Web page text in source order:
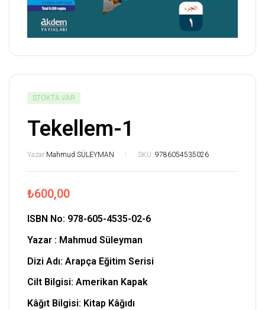
STOKTA VAR
Tekellem-1
Yazar:Mahmud SÜLEYMAN SKU: 9786054535026
₺600,00
ISBN No: 978-605-4535-02-6
Yazar : Mahmud Süleyman
Dizi Adı: Arapça Eğitim Serisi
Cilt Bilgisi: Amerikan Kapak
Kâğıt Bilgisi: Kitap Kâğıdı